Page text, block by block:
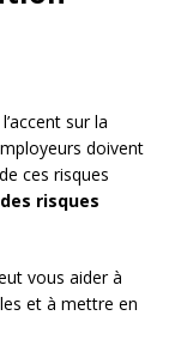
sur la
doivent
ces risques
risques
vous aider à
et à mettre en